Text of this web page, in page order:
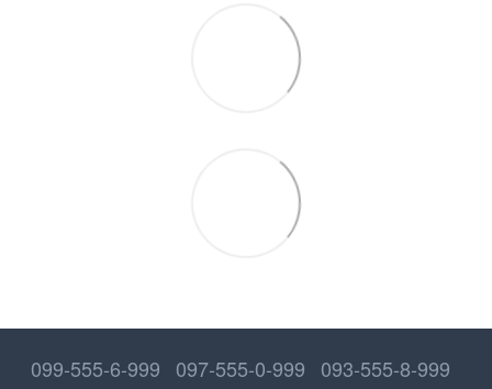
099-555-6-999 097-555-0-999 093-555-8-999